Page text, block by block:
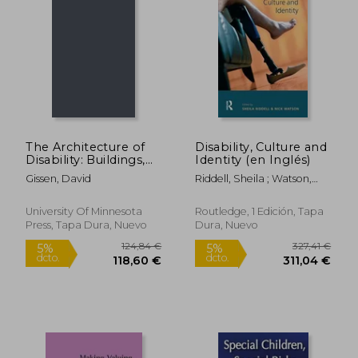
5%
dcto. 54,12 €
5%
dcto.
The Architecture of
Disability: Buildings,
Cities, and
Landscapes Beyond
Gissen, David
University Of Minnesota
Press, Tapa Dura, Nuevo
Disability, Culture and
Identity (en Inglés)
Riddell, Sheila ; Watson,
Routledge, 1 Edición, Tapa
Dura, Nuevo